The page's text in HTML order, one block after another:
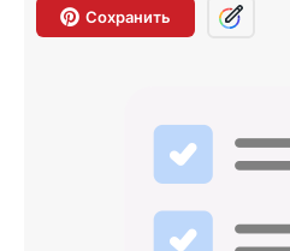
Сохранить